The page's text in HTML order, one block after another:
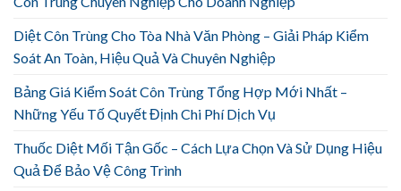
Diệt Côn Trùng Cho Tòa Nhà Văn Phòng – Giải Pháp Kiểm
Soát An Toàn, Hiệu Quả Và Chuyên Nghiệp
Bảng Giá Kiểm Soát Côn Trùng Tổng Hợp Mới Nhất –
Những Yếu Tố Quyết Định Chi Phí Dịch Vụ
Thuốc Diệt Mối Tận Gốc – Cách Lựa Chọn Và Sử Dụng Hiệu
Quả Để Bảo Vệ Công Trình